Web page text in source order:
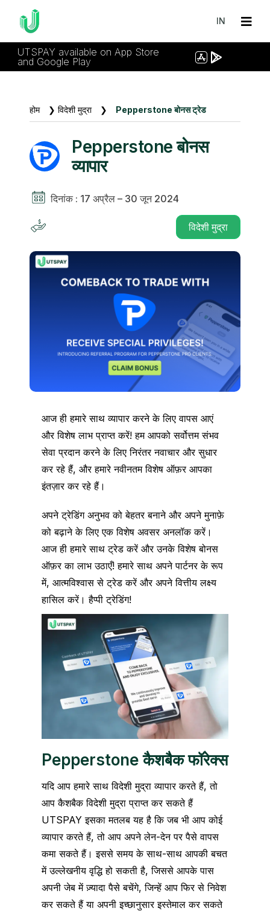
IN
UTSPAY available on App Store
and Google Play
होम ❯ विदेशी मुद्रा ❯ Pepperstone बोनस ट्रेड
Pepperstone बोनस
व्यापार
दिनांक : 17 अप्रैल – 30 जून 2024
विदेशी मुद्रा
आज ही हमारे साथ व्यापार करने के लिए वापस आएं
और विशेष लाभ प्राप्त करें! हम आपको सर्वोत्तम संभव
सेवा प्रदान करने के लिए निरंतर नवाचार और सुधार
कर रहे हैं, और हमारे नवीनतम विशेष ऑफ़र आपका
इंतज़ार कर रहे हैं।
अपने ट्रेडिंग अनुभव को बेहतर बनाने और अपने मुनाफ़े
को बढ़ाने के लिए एक विशेष अवसर अनलॉक करें।
आज ही हमारे साथ ट्रेड करें और उनके विशेष बोनस
ऑफ़र का लाभ उठाएँ! हमारे साथ अपने पार्टनर के रूप
में, आत्मविश्वास से ट्रेड करें और अपने वित्तीय लक्ष्य
हासिल करें। हैप्पी ट्रेडिंग!
Pepperstone कैशबैक फॉरेक्स
यदि आप हमारे साथ विदेशी मुद्रा व्यापार करते हैं, तो
आप कैशबैक विदेशी मुद्रा प्राप्त कर सकते हैं
UTSPAY इसका मतलब यह है कि जब भी आप कोई
व्यापार करते हैं, तो आप अपने लेन-देन पर पैसे वापस
कमा सकते हैं। इससे समय के साथ-साथ आपकी बचत
में उल्लेखनीय वृद्धि हो सकती है, जिससे आपके पास
अपनी जेब में ज़्यादा पैसे बचेंगे, जिन्हें आप फिर से निवेश
कर सकते हैं या अपनी इच्छानुसार इस्तेमाल कर सकते